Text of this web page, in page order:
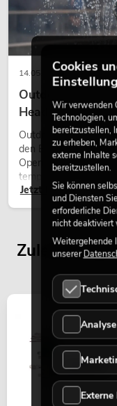
14.05.2026
Outdoor
Heads bei Events
Outdoor Moving-
den Einsatz im
Open-Air-Konzerten,
temporären
Jetzt lesen
Zuletzt
Cookies
Wir verwenden
Technologien,
bereitzustellen,
zu erheben,
externe Inhalte
bereitzustellen.
Sie können
und Diensten
erforderliche
nicht deaktiviert
Weitergehende
unserer
Externe